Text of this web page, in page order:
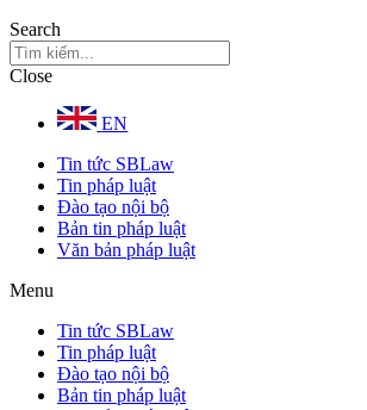
Search
Close
EN
Tin tức SBLaw
Tin pháp luật
Đào tạo nội bộ
Bản tin pháp luật
Văn bản pháp luật
Menu
Tin tức SBLaw
Tin pháp luật
Đào tạo nội bộ
Bản tin pháp luật